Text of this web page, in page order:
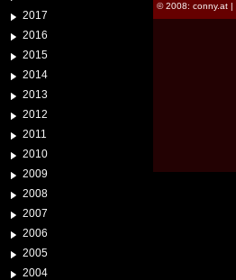
2017
2016
2015
2014
2013
2012
2011
2010
2009
2008
2007
2006
2005
2004
© 2008: conny.at |